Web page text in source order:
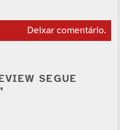
Deixar comentário.
SEGUE